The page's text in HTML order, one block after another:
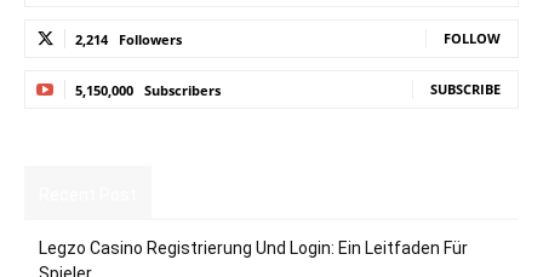
2,214 Followers FOLLOW
5,150,000 Subscribers SUBSCRIBE
Legzo Casino Registrierung Und Login: Ein Leitfaden Für